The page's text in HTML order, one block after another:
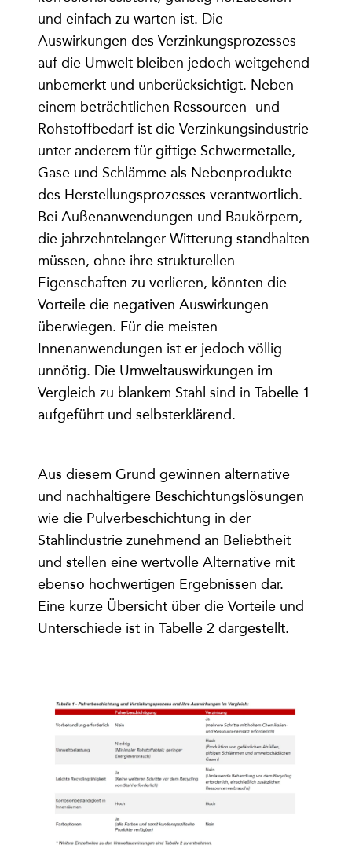
und einfach zu warten ist. Die
Auswirkungen des Verzinkungsprozesses
auf die Umwelt bleiben jedoch weitgehend
unbemerkt und unberücksichtigt. Neben
einem beträchtlichen Ressourcen- und
Rohstoffbedarf ist die Verzinkungsindustrie
unter anderem für giftige Schwermetalle,
Gase und Schlämme als Nebenprodukte
des Herstellungsprozesses verantwortlich.
Bei Außenanwendungen und Baukörpern,
die jahrzehntelanger Witterung standhalten
müssen, ohne ihre strukturellen
Eigenschaften zu verlieren, könnten die
Vorteile die negativen Auswirkungen
überwiegen. Für die meisten
Innenanwendungen ist er jedoch völlig
unnötig. Die Umweltauswirkungen im
Vergleich zu blankem Stahl sind in Tabelle 1
aufgeführt und selbsterklärend.
Aus diesem Grund gewinnen alternative
und nachhaltigere Beschichtungslösungen
wie die Pulverbeschichtung in der
Stahlindustrie zunehmend an Beliebtheit
und stellen eine wertvolle Alternative mit
ebenso hochwertigen Ergebnissen dar.
Eine kurze Übersicht über die Vorteile und
Unterschiede ist in Tabelle 2 dargestellt.